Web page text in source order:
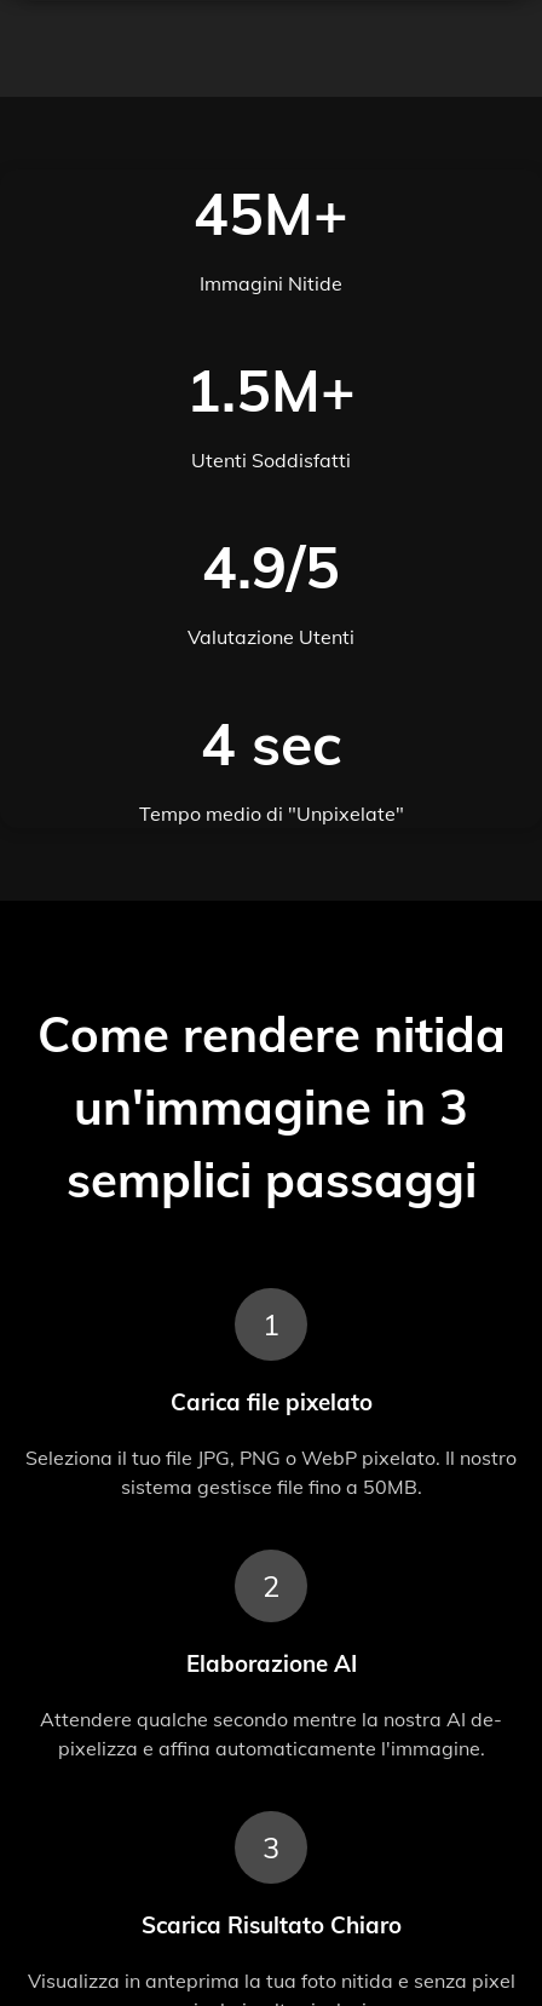
45M+
Immagini Nitide
1.5M+
Utenti Soddisfatti
4.9/5
Valutazione Utenti
4 sec
Tempo medio di "Unpixelate"
Come rendere nitida
un'immagine in 3
semplici passaggi
1
Carica file pixelato
Seleziona il tuo file JPG, PNG o WebP pixelato. Il nostro
sistema gestisce file fino a 50MB.
2
Elaborazione AI
Attendere qualche secondo mentre la nostra AI de-
pixelizza e affina automaticamente l'immagine.
3
Scarica Risultato Chiaro
Visualizza in anteprima la tua foto nitida e senza pixel